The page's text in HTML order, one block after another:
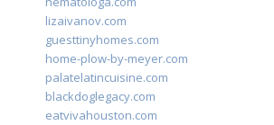
lizaivanov.com
guesttinyhomes.com
home-plow-by-meyer.com
palatelatincuisine.com
blackdoglegacy.com
eatvivahouston.com